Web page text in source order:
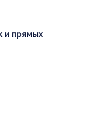
и прямых